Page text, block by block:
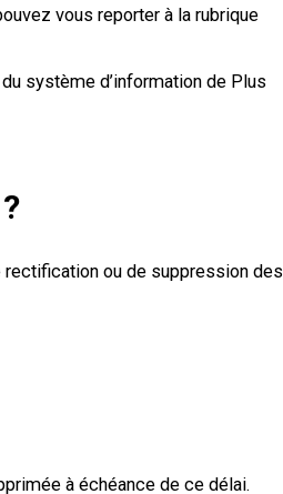
vous reporter à la rubrique
système d’information de Plus
rectification ou de suppression des
à échéance de ce délai.